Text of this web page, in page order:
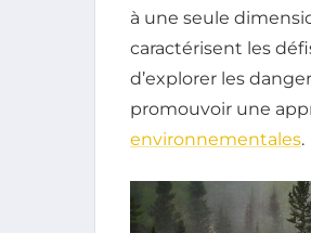
à une seule
caractérisent les
d’explorer les
promouvoir une
environnementales.